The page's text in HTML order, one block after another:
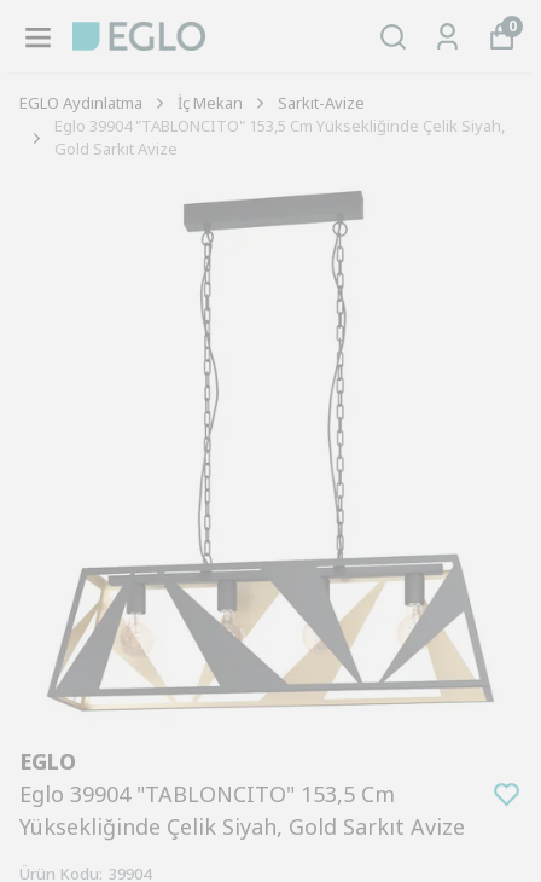
0
EGLO Aydınlatma İç Mekan
Sarkıt-Avize
Eglo 39904 "TABLONCITO" 153,5 Cm Yüksekliğinde Çelik Siyah,
Gold Sarkıt Avize
EGLO
Eglo 39904 "TABLONCITO" 153,5 Cm
Yüksekliğinde Çelik Siyah, Gold Sarkıt Avize
Ürün Kodu: 39904